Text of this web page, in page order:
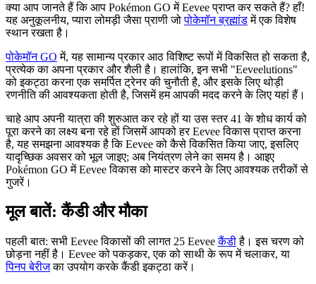
क्या आप जानते हैं कि आप Pokémon GO में Eevee प्राप्त कर सकते हैं? हाँ!
यह अनुकूलनीय, प्यारा लोमड़ी जैसा प्राणी जोपोकेमॉन ब्रह्मांडमें एक विशेष
स्थान रखता है।
पोकेमॉन GO में, यह सामान्य प्रकार आठ विशिष्ट रूपों में विकसित हो सकता है,
प्रत्येक का अपना प्रकार और शैली है। हालांकि, इन सभी "Eeveelutions"
को इकट्ठा करना एक समर्पित ट्रेनर की चुनौती है, और इसके लिए थोड़ी
रणनीति की आवश्यकता होती है, जिसमें हम आपकी मदद करने के लिए यहां हैं।
चाहे आप अपनी यात्रा की शुरुआत कर रहे हों या उस स्तर 41 के शोध कार्य को
पूरा करने का लक्ष्य बना रहे हों जिसमें आपको हर Eevee विकास प्राप्त करना
है, यह समझना आवश्यक है कि Eevee को कैसे विकसित किया जाए, इसलिए
यादृच्छिक अवसर को भूल जाइए; अब नियंत्रण लेने का समय है। आइए
Pokémon GO में Eevee विकास को मास्टर करने के लिए आवश्यक तरीकों से
गुजरें।
मूल बातें: कैंडी और मौका
पहली बात: सभी Eevee विकासों की लागत 25 Eeveeकैंडीहै। इस चरण को
छोड़ना नहीं है। Eevee को पकड़कर, एक को साथी के रूप में चलाकर, या
पिनप बेरीजका उपयोग करके कैंडी इकट्ठा करें।